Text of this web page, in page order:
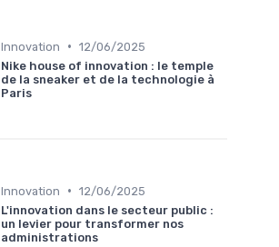
Innovation • 12/06/2025
Nike house of innovation : le temple
de la sneaker et de la technologie à
Paris
Innovation • 12/06/2025
L'innovation dans le secteur public :
un levier pour transformer nos
administrations